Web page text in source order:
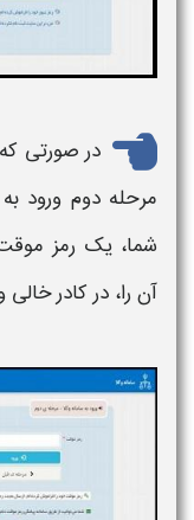
در صورتی
مرحله دوم ورود
شما، یک رمز
آن را، در کادر خالی